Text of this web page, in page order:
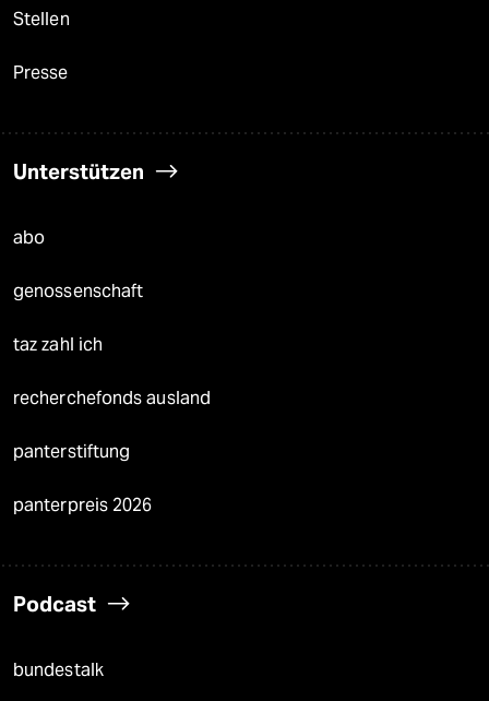
Stellen
Presse
Unterstützen
abo
genossenschaft
taz zahl ich
recherchefonds ausland
panterstiftung
panterpreis 2026
Podcast
bundestalk